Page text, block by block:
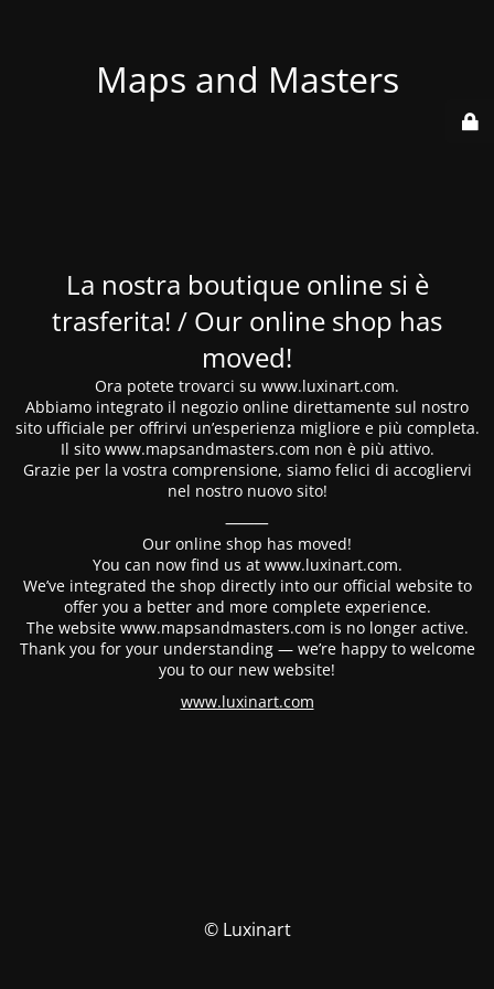
Maps and Masters
La nostra boutique online si è
trasferita! / Our online shop has
moved!
Ora potete trovarci su www.luxinart.com.
Abbiamo integrato il negozio online direttamente sul nostro
sito ufficiale per offrirvi un’esperienza migliore e più completa.
Il sito www.mapsandmasters.com non è più attivo.
Grazie per la vostra comprensione, siamo felici di accogliervi
nel nostro nuovo sito!
⸻
Our online shop has moved!
You can now find us at www.luxinart.com.
We’ve integrated the shop directly into our official website to
offer you a better and more complete experience.
The website www.mapsandmasters.com is no longer active.
Thank you for your understanding — we’re happy to welcome
you to our new website!
www.luxinart.com
© Luxinart